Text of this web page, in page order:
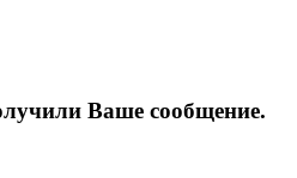
Ваше сообщение.